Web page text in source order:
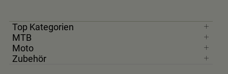
Top Kategorien
MTB
Moto
Zubehör